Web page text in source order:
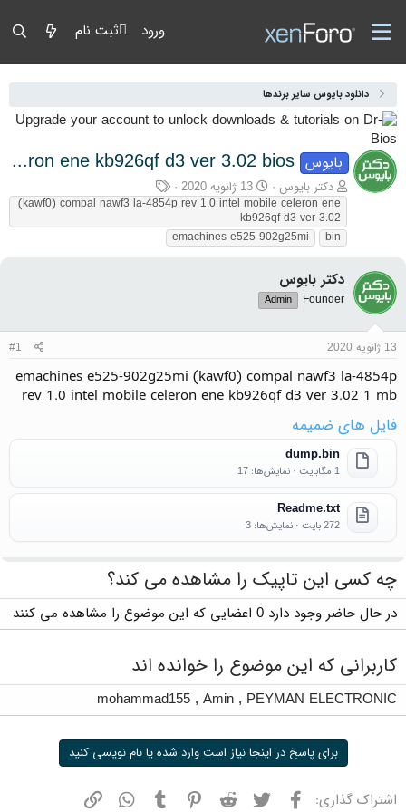
ورود ثبت نام
دانلود بایوس سایر برندها
بایوس emachines e525-902g25mi (kawf0) compal nawf3 la-4854p rev 1.0 intel mobile celeron ene kb926qf d3 ver 3.02 bios
آغازگر گفتمان
دکتر بایوس تاریخ شروع
13 ژانویه 2020 برچسب‌ها
(kawf0) compal nawf3 la-4854p rev 1.0 intel mobile celeron ene
kb926qf d3 ver 3.02
bin
emachines e525-902g25mi
دکتر بایوس
Founder
Admin
13 ژانویه 2020 #1
emachines e525-902g25mi (kawf0) compal nawf3 la-4854p
rev 1.0 intel mobile celeron ene kb926qf d3 ver 3.02 1 mb
فایل های ضمیمه
dump.bin
1 مگابایت · نمایش‌ها: 17
Readme.txt
272 بایت · نمایش‌ها: 3
چه کسی این تاپیک را مشاهده می کند؟
در حال حاضر وجود دارد 0 اعضایی که این موضوع را مشاهده می کنند
کاربرانی که این موضوع را خوانده اند
PEYMAN ELECTRONIC
,
Amin
,
mohammad155
برای پاسخ در اینجا نیاز است وارد شده یا نام نویسی کنید
اشتراک گذاری: فیسبوک توییتر ردیت پینترستتامبلر واتسپ